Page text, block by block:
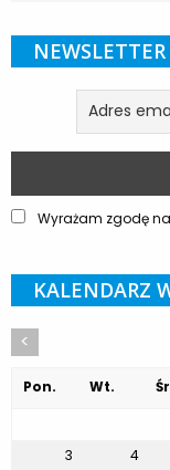
NEWSLETTER
Wyrażam zgodę
KALENDARZ
<
Pon. Wt.
3
4